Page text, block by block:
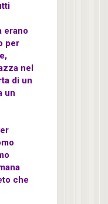
erano
per
nel
di un
un
che